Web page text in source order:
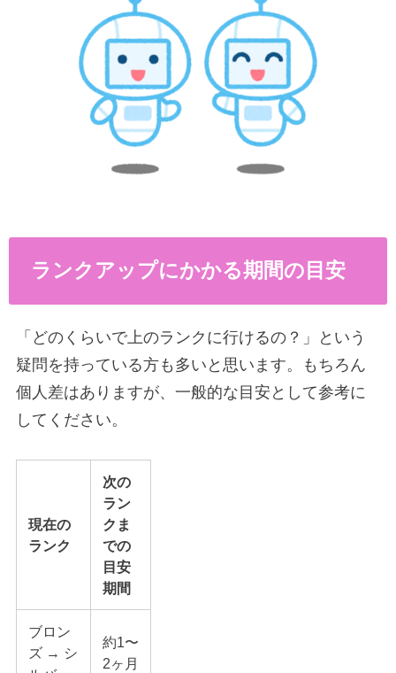
ランクアップにかかる期間の目安
「どのくらいで上のランクに行けるの？」という
疑問を持っている方も多いと思います。もちろん
個人差はありますが、一般的な目安として参考に
してください。
現在の
ランク
次の
ラン
クま
での
目安
期間
ブロン
ズ → シ
約1〜
2ヶ月